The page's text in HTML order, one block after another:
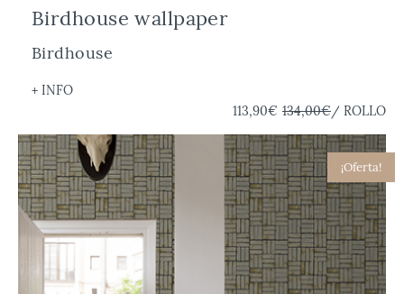
Birdhouse wallpaper
Birdhouse
+ INFO
113,90€ 134,00€/ ROLLO
¡Oferta!